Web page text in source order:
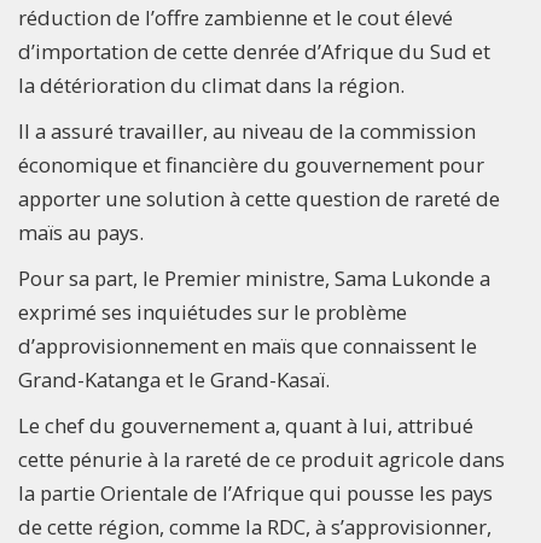
réduction de l’offre zambienne et le cout élevé
d’importation de cette denrée d’Afrique du Sud et
la détérioration du climat dans la région.
Il a assuré travailler, au niveau de la commission
économique et financière du gouvernement pour
apporter une solution à cette question de rareté de
maïs au pays.
Pour sa part, le Premier ministre, Sama Lukonde a
exprimé ses inquiétudes sur le problème
d’approvisionnement en maïs que connaissent le
Grand-Katanga et le Grand-Kasaï.
Le chef du gouvernement a, quant à lui, attribué
cette pénurie à la rareté de ce produit agricole dans
la partie Orientale de l’Afrique qui pousse les pays
de cette région, comme la RDC, à s’approvisionner,